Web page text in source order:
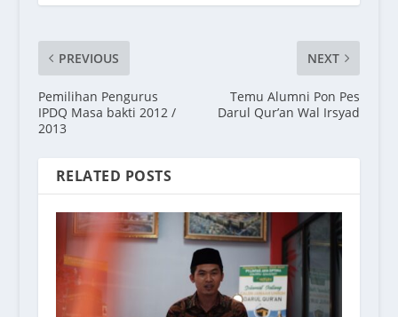
PREVIOUS
Pemilihan Pengurus
IPDQ Masa bakti 2012 /
2013
NEXT
Temu Alumni Pon Pes
Darul Qur’an Wal Irsyad
RELATED POSTS